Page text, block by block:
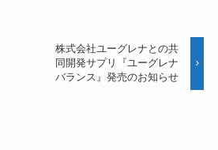
株式会社ユーグレナとの共
同開発サプリ『ユーグレナ
バランス』発売のお知らせ